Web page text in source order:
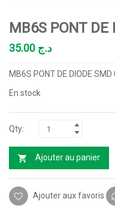
MB6S PONT
د.ج
MB6S PONT DE DIODE
En stock
Ajouter au panier
Ajouter aux favoris